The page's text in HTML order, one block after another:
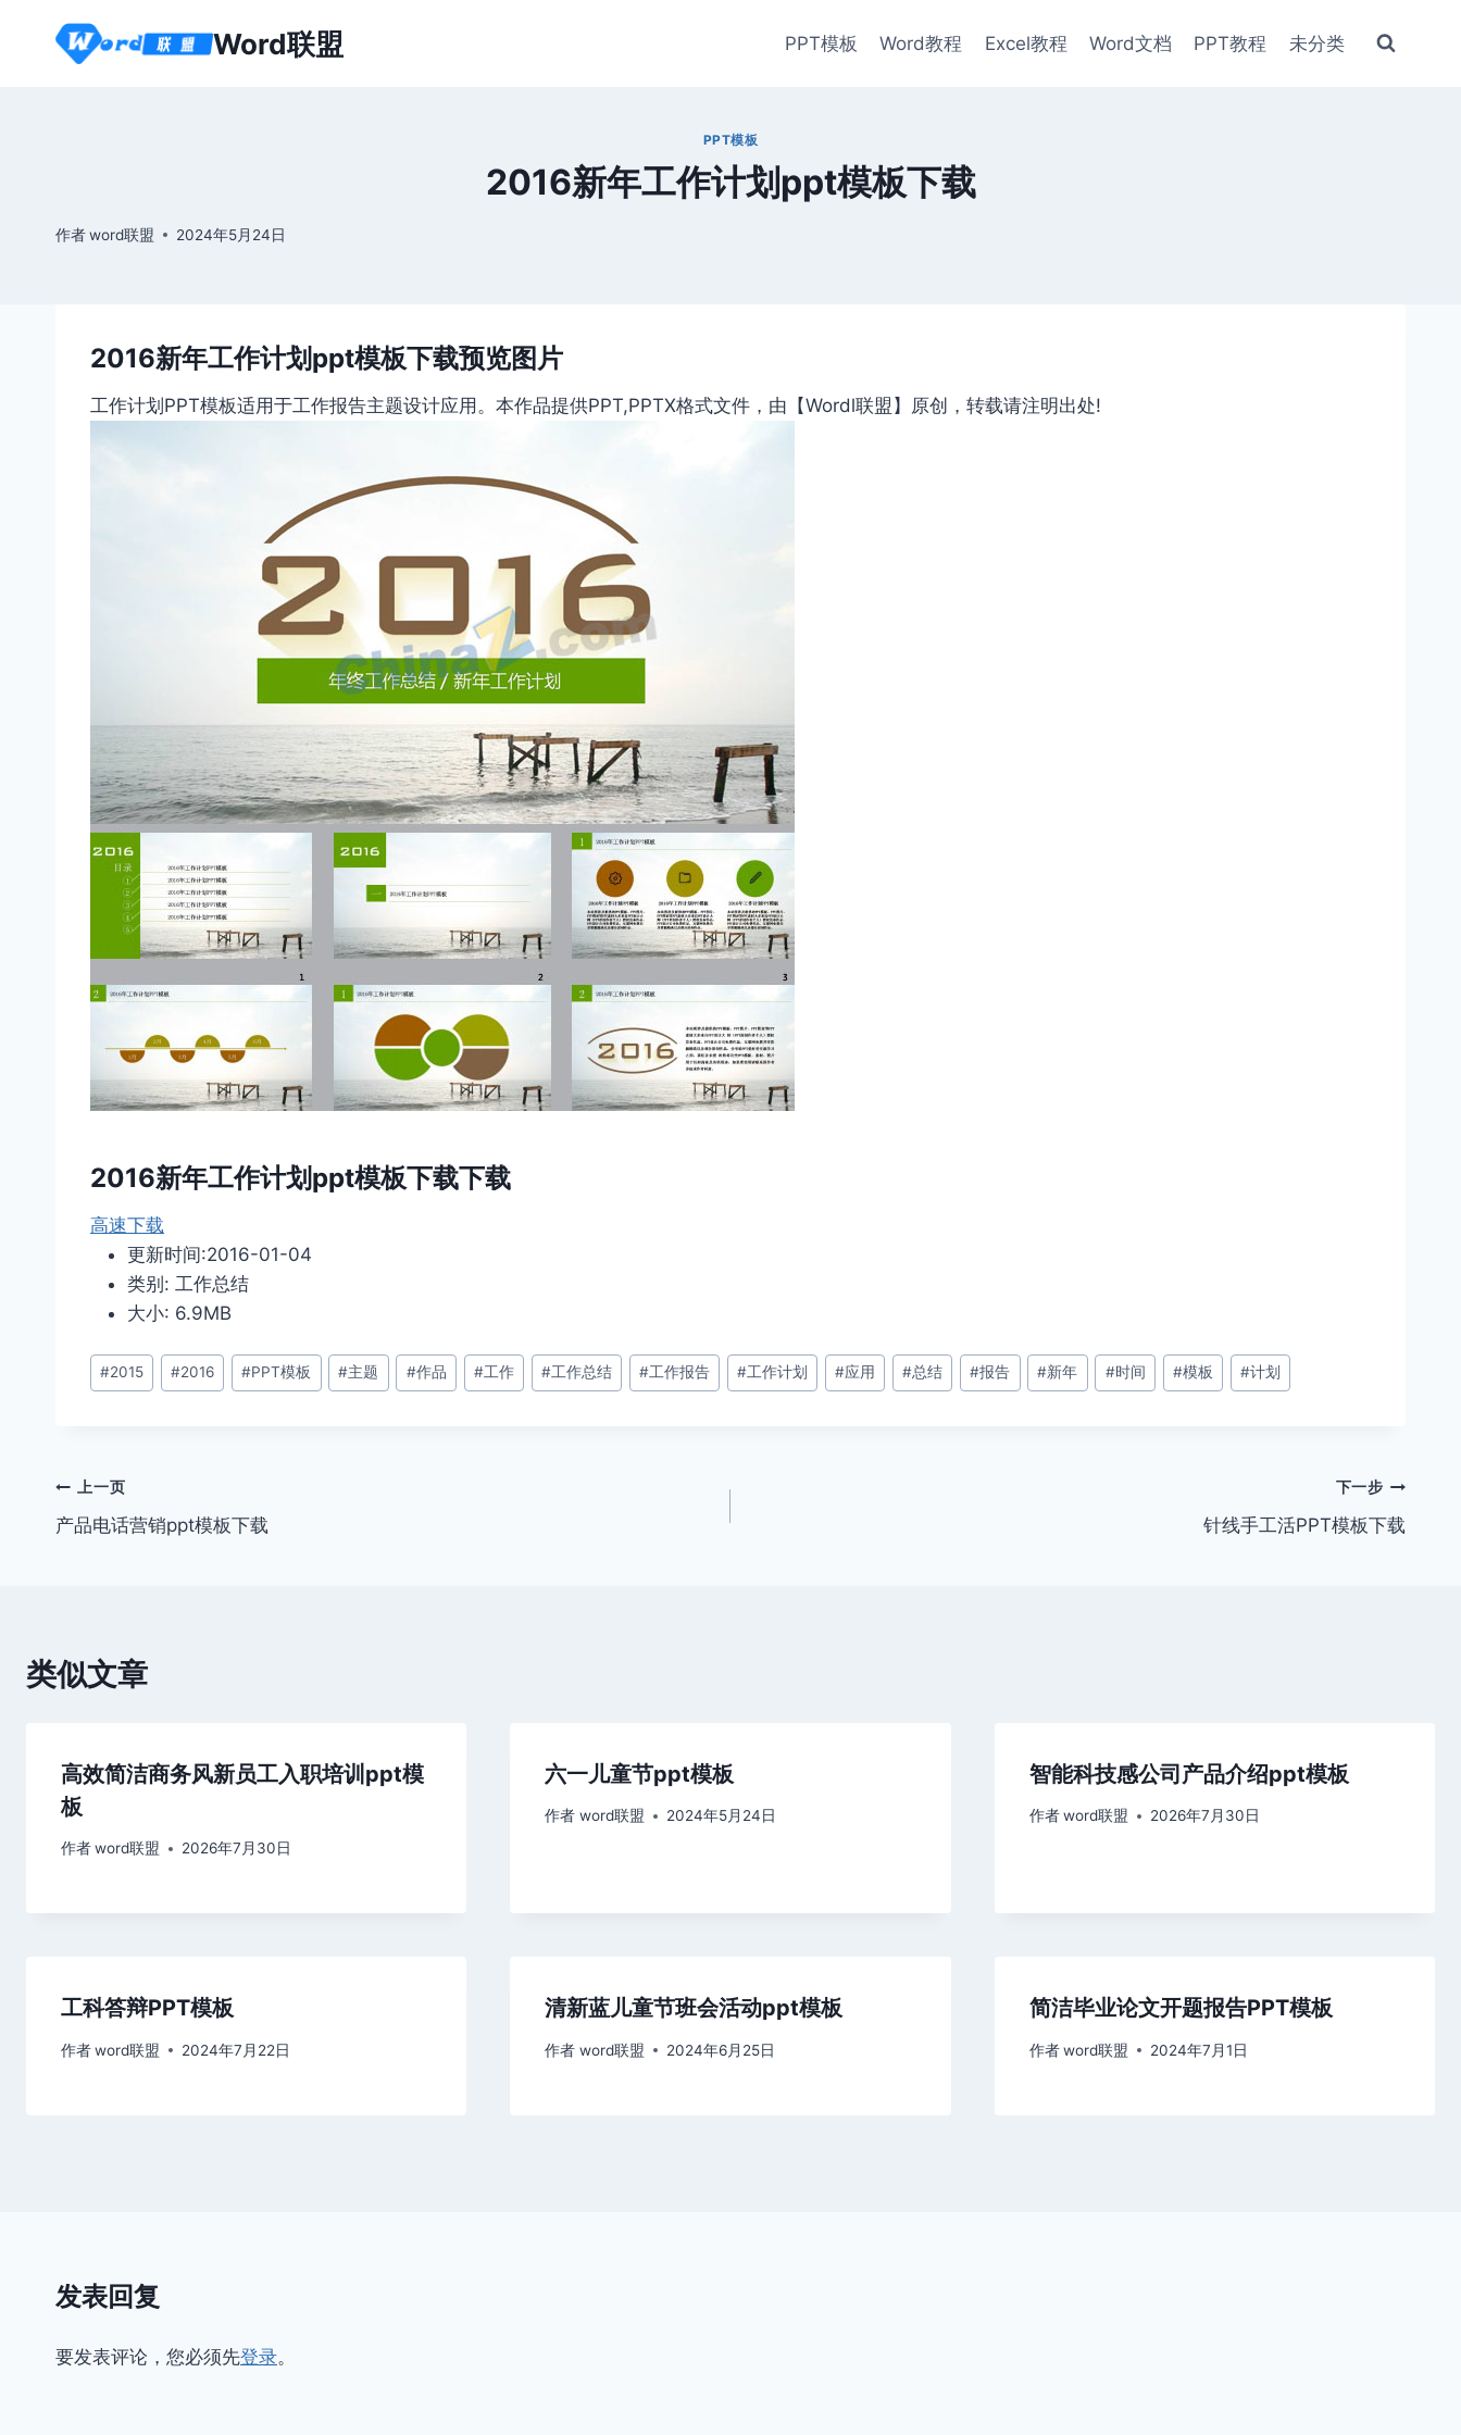
Word联盟 PPT模板 Word教程 Excel教程 Word文档 PPT教程 未分类
PPT模板
2016新年工作计划ppt模板下载
作者word联盟 2024年5月24日
2016新年工作计划ppt模板下载预览图片
工作计划PPT模板适用于工作报告主题设计应用。本作品提供PPT,PPTX格式文件，由【Wordl联盟】原创，转载请注明出处!
2016新年工作计划ppt模板下载下载
高速下载
更新时间:2016-01-04
类别: 工作总结
大小: 6.9MB
文
章
#2015 #2016 #PPT模板 #主题 #作品 #工作 #工作总结 #工作报告 #工作计划 #应用 #总结 #报告 #新年 #时间 #模板 #计划
文
章
上一页
产品电话营销ppt模板下载
下一步
针线手工活PPT模板下载
类似文章
高效简洁商务风新员工入职培训ppt模
板
作者word联盟 2026年7月30日
六一儿童节ppt模板
作者 word联盟 2024年5月24日
智能科技感公司产品介绍ppt模板
作者 word联盟 2026年7月30日
工科答辩PPT模板
作者word联盟 2024年7月22日
清新蓝儿童节班会活动ppt模板
作者 word联盟 2024年6月25日
简洁毕业论文开题报告PPT模板
作者 word联盟 2024年7月1日
发表回复
要发表评论，您必须先登录。